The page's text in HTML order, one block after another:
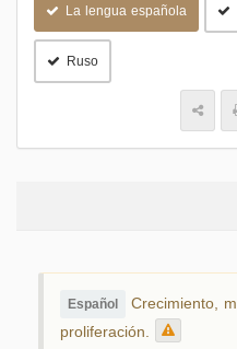
La lengua española
Ruso
Español Crecimiento,
proliferación.